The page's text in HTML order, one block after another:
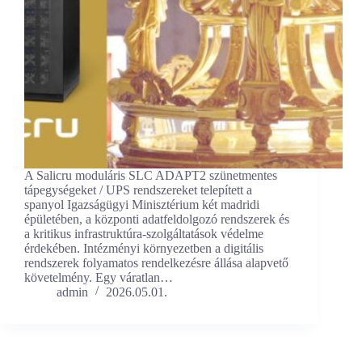
A Salicru moduláris SLC ADAPT2 szünetmentes
tápegységeket / UPS rendszereket telepített a
spanyol Igazságügyi Minisztérium két madridi
épületében, a központi adatfeldolgozó rendszerek és
a kritikus infrastruktúra-szolgáltatások védelme
érdekében. Intézményi környezetben a digitális
rendszerek folyamatos rendelkezésre állása alapvető
követelmény. Egy váratlan…
admin
2026.05.01.